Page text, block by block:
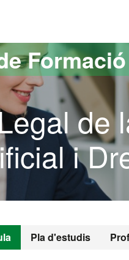
de
i
Pla d'estudis